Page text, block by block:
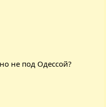
не под Одессой?